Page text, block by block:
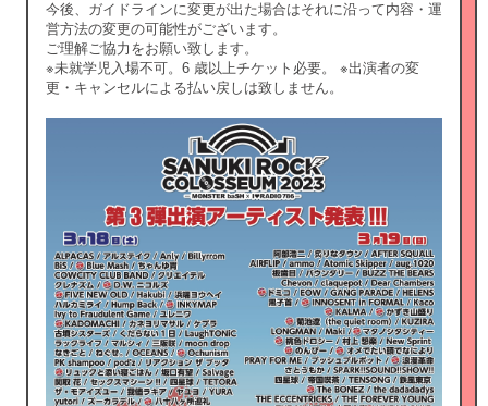
今後、ガイドラインに変更が出た場合はそれに沿って内容・運
営方法の変更の可能性がございます。
ご理解ご協力をお願い致します。
※未就学児入場不可。6 歳以上チケット必要。 ※出演者の変
更・キャンセルによる払い戻しは致しません。